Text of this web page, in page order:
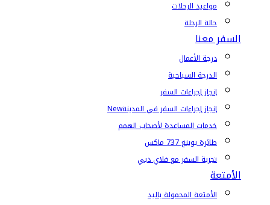
مواعيد الرحلات
حالة الرحلة
السفر معنا
درجة الأعمال
الدرجة السياحية
إنجاز إجراءات السفر
إنجاز إجراءات السفر في المدينةNew
خدمات المساعدة لأصحاب الهمم
طائرة بوينغ 737 ماكس
تجربة السفر مع فلاي دبي
الأمتعة
الأمتعة المحمولة باليد